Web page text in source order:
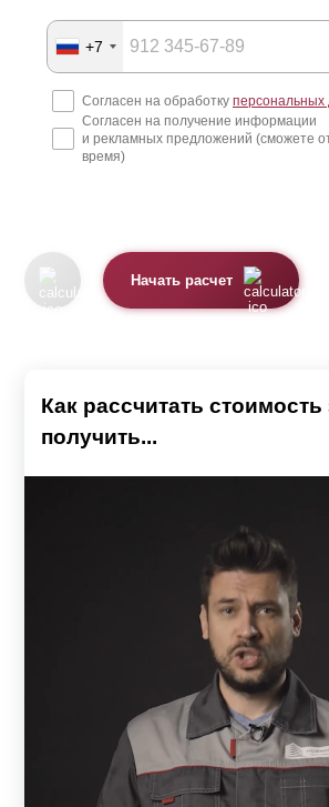
+7
Согласен на обработку персональных
Согласен на получение информации
и рекламных предложений (сможете
время)
Начать расчет
Как рассчитать стоимость
получить...